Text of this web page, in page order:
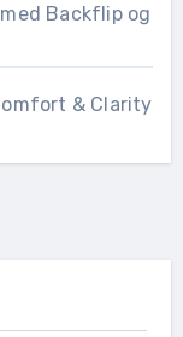
Backflip og
& Clarity